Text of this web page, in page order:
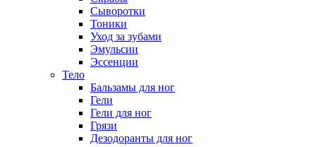
Сыворотки
Тоники
Уход за зубами
Эмульсии
Эссенции
Тело
Бальзамы для ног
Гели
Гели для ног
Грязи
Дезодоранты для ног